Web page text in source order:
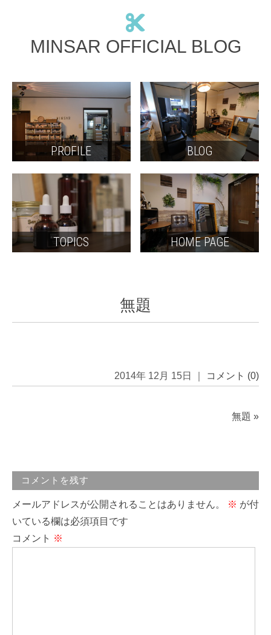
MINSAR OFFICIAL BLOG
PROFILE BLOG
TOPICS HOME PAGE
無題
2014年 12月 15日 ｜ コメント (0)
無題 »
コメントを残す
メールアドレスが公開されることはありません。 ※ が付
いている欄は必須項目です
コメント ※